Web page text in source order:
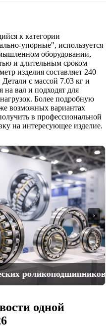
к категории
упорные", используется
оборудовании,
и длительным сроком
изделия составляет 240
с массой 7.03 кг и
на вал и подходят для
Более подробную
возможных вариантах
в профессиональной
на интересующее изделие.
›
одной